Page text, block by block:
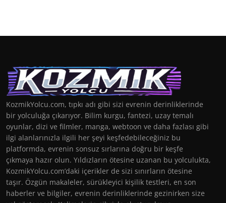
KozmikYolcu.com, tıpkı adı gibi sizi evrenin derinliklerinde
bir yolculuğa çıkarıyor. Bilim kurgu, fantezi, uzay temalı
oyunlar, dizi ve filmler, manga, webtoon ve daha fazlası gibi
ilgi alanlarınızla ilgili her şeyi keşfedebileceğiniz bu
platformda, evrenin sonsuz sırlarına doğru bir keşfe
çıkmaya hazır olun. Yıldızların ötesine uzanan bu yolculukta,
KozmikYolcu.com’daki içerikler de sizi sınırların ötesine
taşır. Özgün makaleler, sürükleyici kişilik testleri, en son
haberler ve bilgiler, evrenin derinliklerinde gezinirken size